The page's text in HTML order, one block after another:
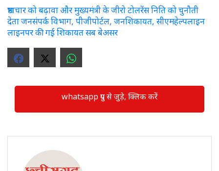
भ्रष्टाचार को बढ़ावा और मुख्यमंत्री के जीरो टोलरेंस निति को चुनौती
देता जनसंपर्क विभाग, पीजीपोर्टल, जनशिकायत, सीएमहेल्पलाइन
लाइनपर की गई शिकायत सब बेअसर
whatsapp ग्रुप से जुड़े, क्लिक करें